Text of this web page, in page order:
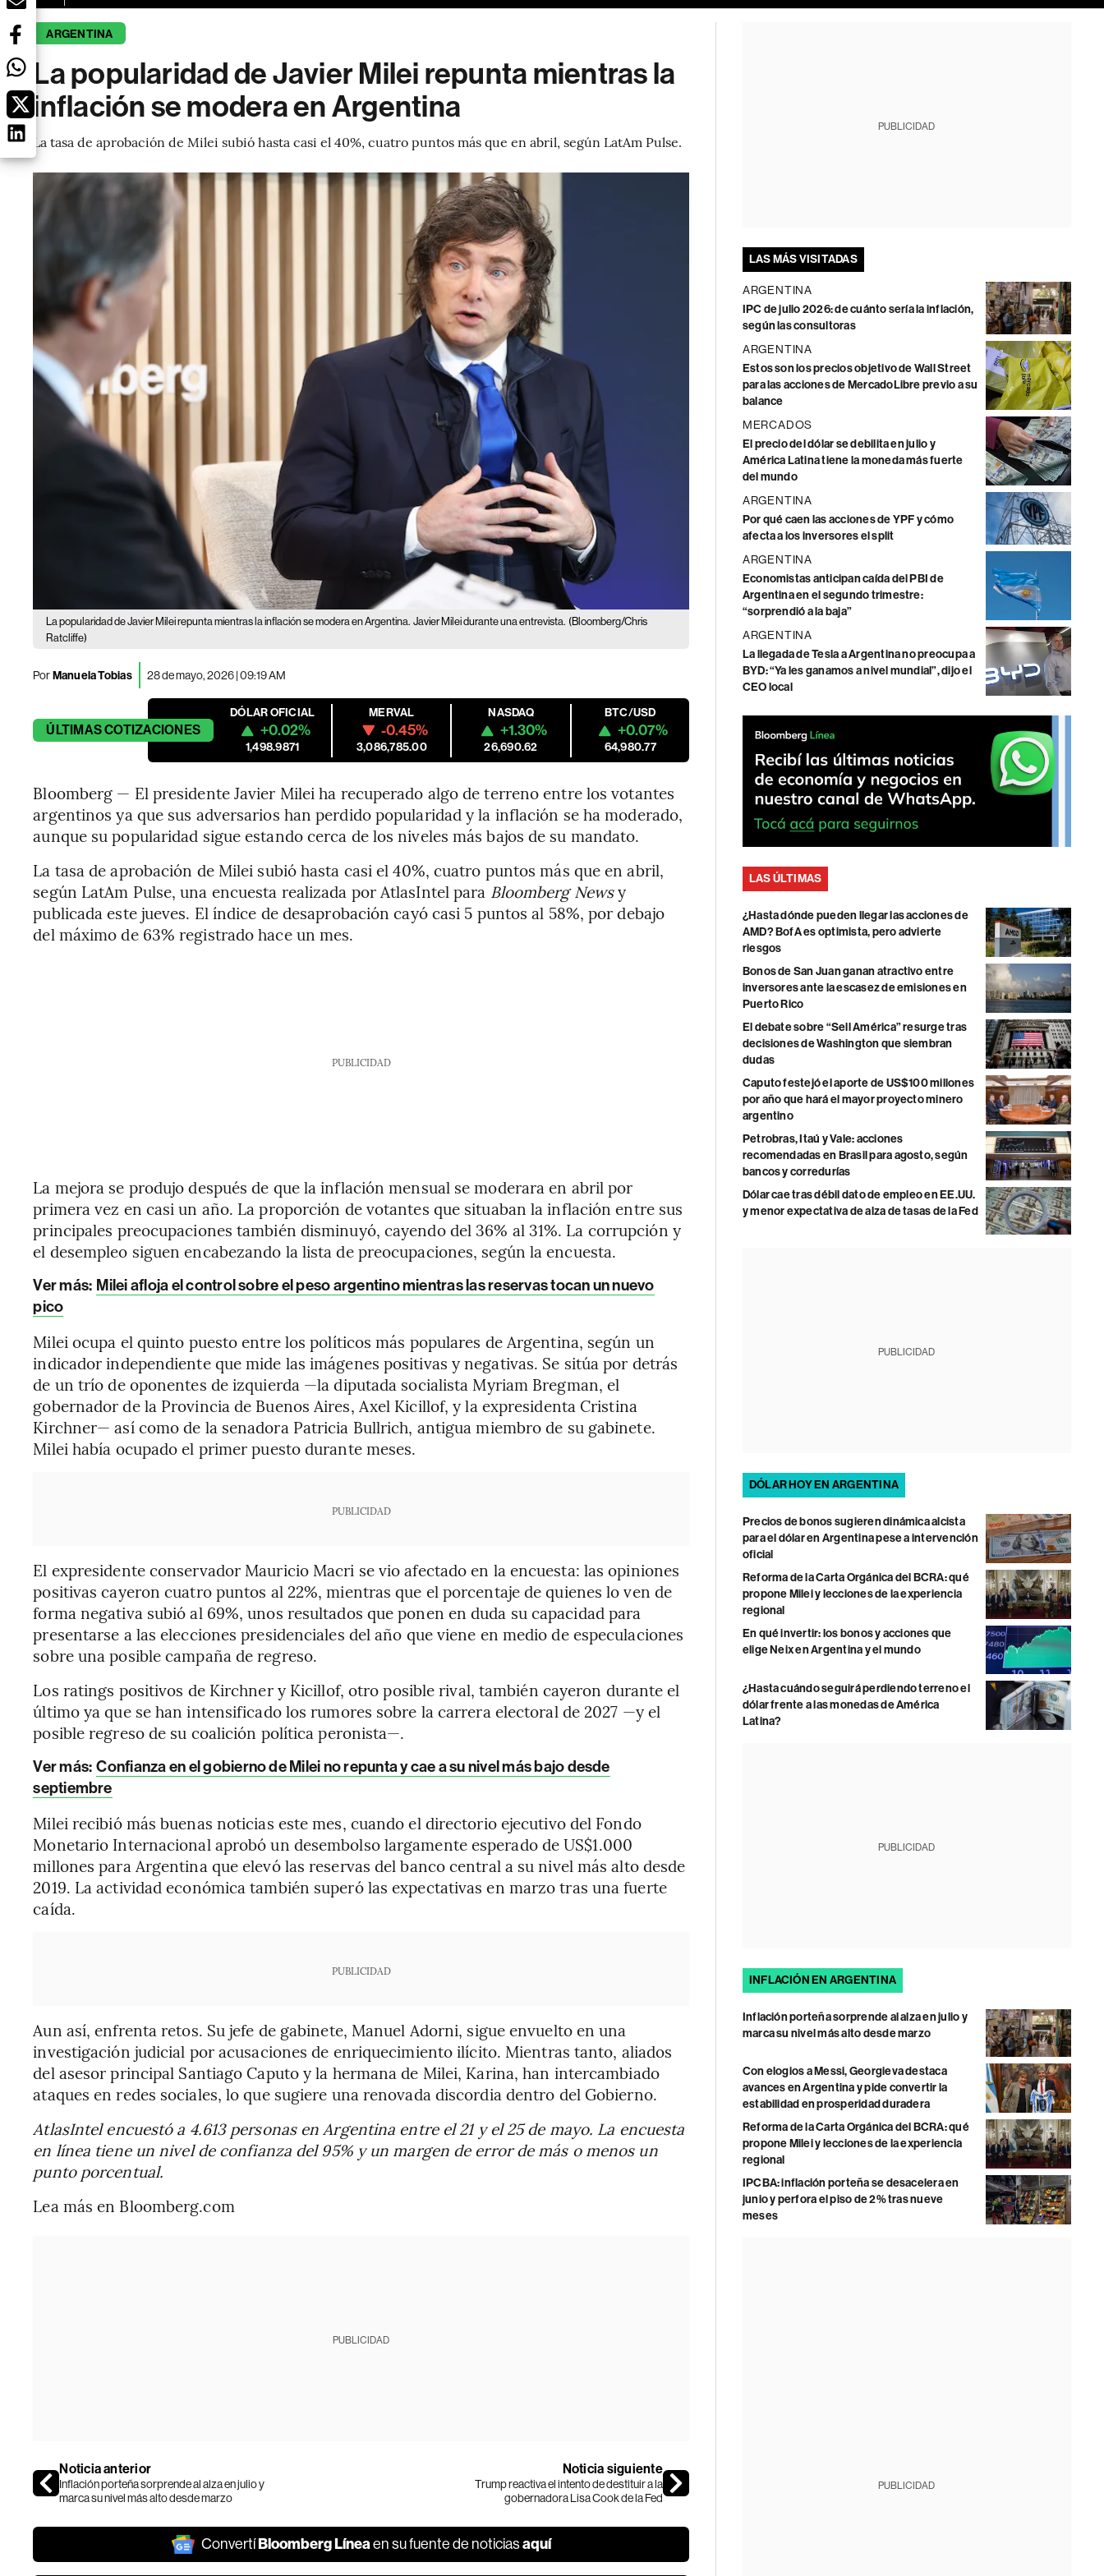
ARGENTINA
La popularidad de Javier Milei repunta mientras la
inflación se modera en Argentina
La tasa de aprobación de Milei subió hasta casi el 40%, cuatro puntos más que en abril, según LatAm Pulse.
La popularidad de Javier Milei repunta mientras la inflación se modera en Argentina. Javier Milei durante una entrevista. (Bloomberg/Chris
Ratcliffe)
PorManuela Tobias 28 de mayo, 2026 | 09:19 AM
ÚLTIMASCOTIZACIONES
DÓLAR OFICIAL
+0.02%
1,498.9871
MERVAL
-0.45%
3,086,785.00
NASDAQ
+1.30%
26,690.62
BTC/USD
+0.07%
64,980.77
Bloomberg — El presidente Javier Milei ha recuperado algo de terreno entre los votantes
argentinos ya que sus adversarios han perdido popularidad y la inflación se ha moderado,
aunque su popularidad sigue estando cerca de los niveles más bajos de su mandato.
La tasa de aprobación de Milei subió hasta casi el 40%, cuatro puntos más que en abril,
según LatAm Pulse, una encuesta realizada por AtlasIntel para Bloomberg Newsy
publicada este jueves. El índice de desaprobación cayó casi 5 puntos al 58%, por debajo
del máximo de 63% registrado hace un mes.
PUBLICIDAD
La mejora se produjo después de que la inflación mensual se moderara en abril por
primera vez en casi un año. La proporción de votantes que situaban la inflación entre sus
principales preocupaciones también disminuyó, cayendo del 36% al 31%. La corrupción y
el desempleo siguen encabezando la lista de preocupaciones, según la encuesta.
Ver más: Milei afloja el control sobre el peso argentino mientras las reservas tocan un nuevo
pico
Milei ocupa el quinto puesto entre los políticos más populares de Argentina, según un
indicador independiente que mide las imágenes positivas y negativas. Se sitúa por detrás
de un trío de oponentes de izquierda —la diputada socialista Myriam Bregman, el
gobernador de la Provincia de Buenos Aires, Axel Kicillof, y la expresidenta Cristina
Kirchner— así como de la senadora Patricia Bullrich, antigua miembro de su gabinete.
Milei había ocupado el primer puesto durante meses.
PUBLICIDAD
El expresidente conservador Mauricio Macri se vio afectado en la encuesta: las opiniones
positivas cayeron cuatro puntos al 22%, mientras que el porcentaje de quienes lo ven de
forma negativa subió al 69%, unos resultados que ponen en duda su capacidad para
presentarse a las elecciones presidenciales del año que viene en medio de especulaciones
sobre una posible campaña de regreso.
Los ratings positivos de Kirchner y Kicillof, otro posible rival, también cayeron durante el
último ya que se han intensificado los rumores sobre la carrera electoral de 2027 —y el
posible regreso de su coalición política peronista—.
Ver más: Confianza en el gobierno de Milei no repunta y cae a su nivel más bajo desde
septiembre
Milei recibió más buenas noticias este mes, cuando el directorio ejecutivo del Fondo
Monetario Internacional aprobó un desembolso largamente esperado de US$1.000
millones para Argentina que elevó las reservas del banco central a su nivel más alto desde
2019. La actividad económica también superó las expectativas en marzo tras una fuerte
caída.
PUBLICIDAD
Aun así, enfrenta retos. Su jefe de gabinete, Manuel Adorni, sigue envuelto en una
investigación judicial por acusaciones de enriquecimiento ilícito. Mientras tanto, aliados
del asesor principal Santiago Caputo y la hermana de Milei, Karina, han intercambiado
ataques en redes sociales, lo que sugiere una renovada discordia dentro del Gobierno.
AtlasIntel encuestó a 4.613 personas en Argentina entre el 21 y el 25 de mayo. La encuesta
en línea tiene un nivel de confianza del 95% y un margen de error de más o menos un
punto porcentual.
Lea más en Bloomberg.com
PUBLICIDAD
Noticia anterior
Inflación porteña sorprende al alza en julio y
marca su nivel más alto desde marzo
Noticia siguiente
Trump reactiva el intento de destituir a la
gobernadora Lisa Cook de la Fed
ConvertíBloomberg Líneaen su fuente de noticiasaquí
PUBLICIDAD
LAS MÁS VISITADAS
ARGENTINA
IPC de julio 2026: de cuánto sería la inflación,
según las consultoras
ARGENTINA
Estos son los precios objetivo de Wall Street
para las acciones de MercadoLibre previo a su
balance
MERCADOS
El precio del dólar se debilita en julio y
América Latina tiene la moneda más fuerte
del mundo
ARGENTINA
Por qué caen las acciones de YPF y cómo
afecta a los inversores el split
ARGENTINA
Economistas anticipan caída del PBI de
Argentina en el segundo trimestre:
“sorprendió a la baja”
ARGENTINA
La llegada de Tesla a Argentina no preocupa a
BYD: “Ya les ganamos a nivel mundial”, dijo el
CEO local
LAS ÚLTIMAS
¿Hasta dónde pueden llegar las acciones de
AMD? BofA es optimista, pero advierte
riesgos
Bonos de San Juan ganan atractivo entre
inversores ante la escasez de emisiones en
Puerto Rico
El debate sobre “Sell América” resurge tras
decisiones de Washington que siembran
dudas
Caputo festejó el aporte de US$100 millones
por año que hará el mayor proyecto minero
argentino
Petrobras, Itaú y Vale: acciones
recomendadas en Brasil para agosto, según
bancos y corredurías
Dólar cae tras débil dato de empleo en EE.UU.
y menor expectativa de alza de tasas de la Fed
PUBLICIDAD
DÓLAR HOY EN ARGENTINA
Precios de bonos sugieren dinámica alcista
para el dólar en Argentina pese a intervención
oficial
Reforma de la Carta Orgánica del BCRA: qué
propone Milei y lecciones de la experiencia
regional
En qué invertir: los bonos y acciones que
elige Neix en Argentina y el mundo
¿Hasta cuándo seguirá perdiendo terreno el
dólar frente a las monedas de América
Latina?
PUBLICIDAD
INFLACIÓN EN ARGENTINA
Inflación porteña sorprende al alza en julio y
marca su nivel más alto desde marzo
Con elogios a Messi, Georgieva destaca
avances en Argentina y pide convertir la
estabilidad en prosperidad duradera
Reforma de la Carta Orgánica del BCRA: qué
propone Milei y lecciones de la experiencia
regional
IPCBA: inflación porteña se desacelera en
junio y perfora el piso de 2% tras nueve
meses
PUBLICIDAD